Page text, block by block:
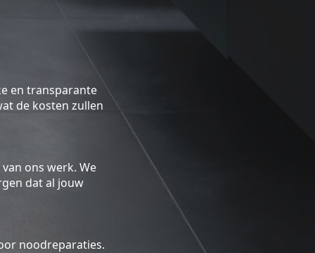
en transparante
de kosten zullen
ons werk. We
dat al jouw
noodreparaties.